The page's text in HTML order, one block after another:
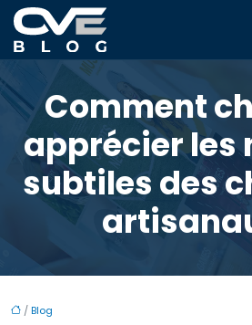
Comment
apprécier les
subtiles des
/Blog